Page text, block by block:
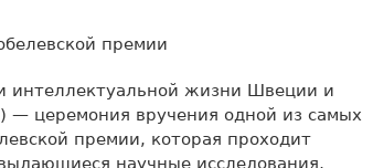
интеллектуальной жизни Швеции и
— церемония вручения одной из самых
премии, которая проходит
научные исследования,